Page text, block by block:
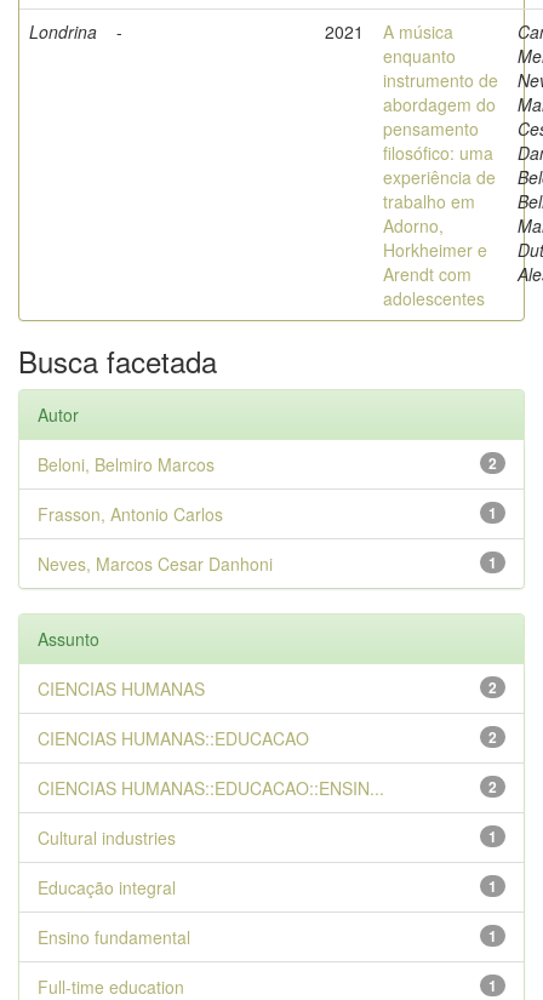
Londrina
- 2021
A música
enquanto
instrumento de
abordagem do
pensamento
filosófico: uma
experiência de
trabalho em
Adorno,
Horkheimer e
Arendt com
adolescentes
Busca facetada
Autor
2
Beloni, Belmiro Marcos
1
Frasson, Antonio Carlos
1
Neves, Marcos Cesar Danhoni
Assunto
2
CIENCIAS HUMANAS
2
CIENCIAS HUMANAS::EDUCACAO
2
CIENCIAS HUMANAS::EDUCACAO::ENSIN...
1
Cultural industries
1
Educação integral
1
Ensino fundamental
1
Full-time education